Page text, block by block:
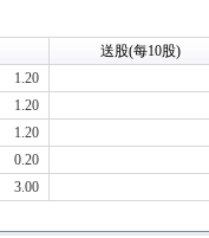
送股(每10股)
1.20
1.20
1.20
0.20
3.00